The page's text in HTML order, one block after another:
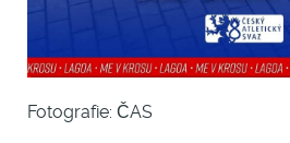
Fotografie: ČAS